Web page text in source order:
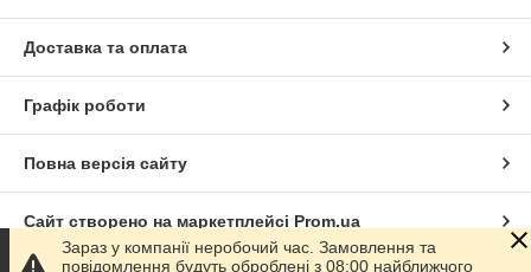
Доставка та оплата
Графік роботи
Повна версія сайту
Сайт створено на маркетплейсі Prom.ua
Зараз у компанії неробочий час. Замовлення та
повідомлення будуть оброблені з 08:00 найближчого